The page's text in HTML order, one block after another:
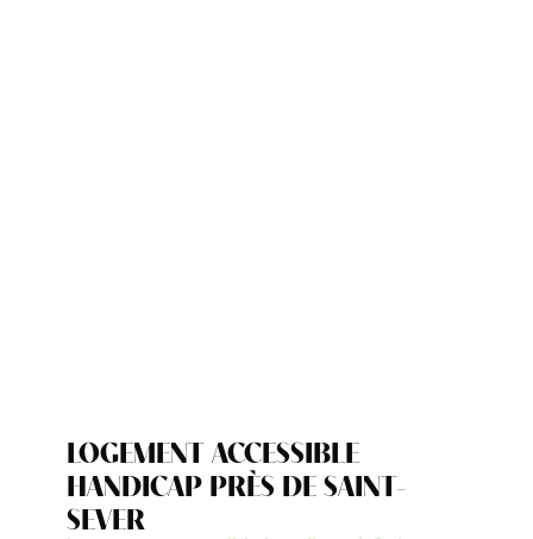
LOGEMENT ACCESSIBLE
HANDICAP PRÈS DE SAINT-
SEVER